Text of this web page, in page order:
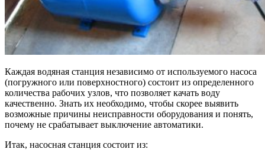
Каждая водяная станция независимо от используемого насоса
(погружного или поверхностного) состоит из определенного
количества рабочих узлов, что позволяет качать воду
качественно. Знать их необходимо, чтобы скорее выявить
возможные причины неисправности оборудования и понять,
почему не срабатывает выключение автоматики.
Итак, насосная станция состоит из: